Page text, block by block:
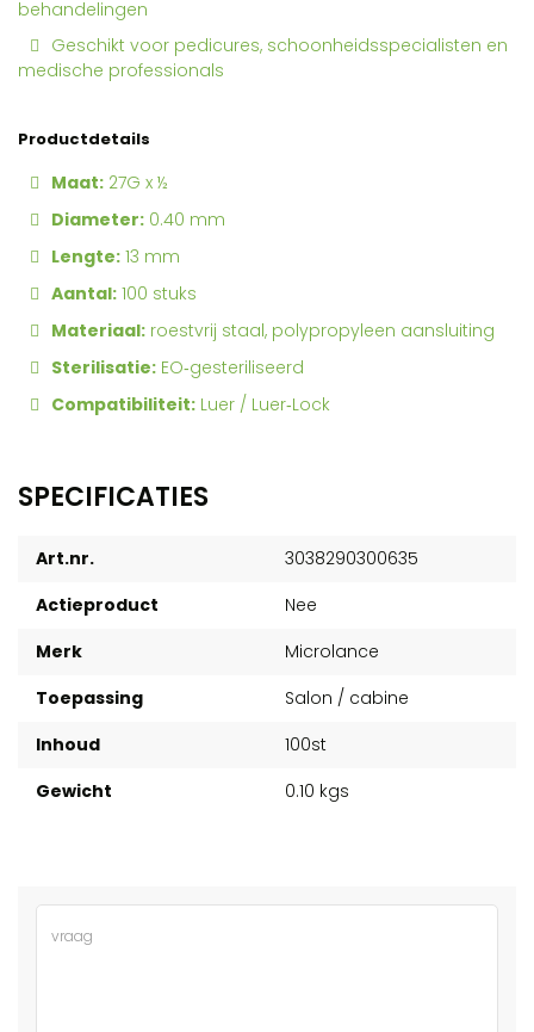
behandelingen
Geschikt voor pedicures, schoonheidsspecialisten en
medische professionals
Productdetails
Maat: 27G x ½
Diameter: 0.40 mm
Lengte: 13 mm
Aantal: 100 stuks
Materiaal: roestvrij staal, polypropyleen aansluiting
Sterilisatie: EO‑gesteriliseerd
Compatibiliteit: Luer / Luer‑Lock
SPECIFICATIES
Art.nr.
3038290300635
Actieproduct
Nee
Merk
Microlance
Toepassing
Salon / cabine
Inhoud
100st
Gewicht
0.10 kgs